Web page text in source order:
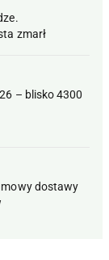
zmarł
– blisko 4300
dostawy